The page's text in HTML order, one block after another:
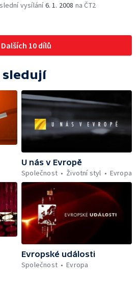
vysílání6. 1. 2008 na ČT2
Dalších 10 dílů
sledují
U nás v Evropě
Společnost
Životní styl Evropa
Evropské události
Společnost
Evropa